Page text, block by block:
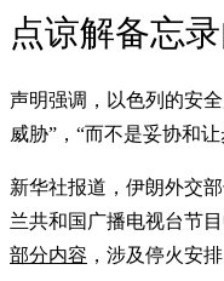
点谅解备忘
声明强调，以色列的安
威胁”，“而不是妥协和让
新华社报道，伊朗外交
兰共和国广播电视台节目
部分内容 ，涉及停火安